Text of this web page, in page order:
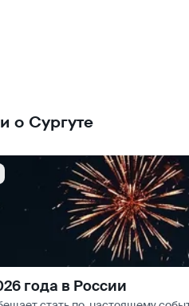
о Сургуте
года в России